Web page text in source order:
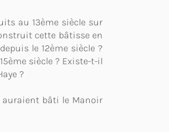
au 13ème siècle sur
cette bâtisse en
le 12ème siècle ?
siècle ? Existe-t-il
?
auraient bâti le Manoir